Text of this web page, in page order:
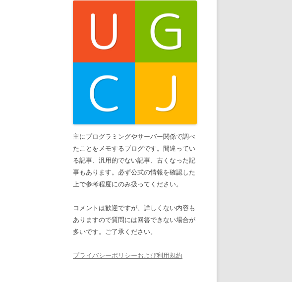
主にプログラミングやサーバー関係で調べ
たことをメモするブログです。間違ってい
る記事、汎用的でない記事、古くなった記
事もあります。必ず公式の情報を確認した
上で参考程度にのみ扱ってください。
コメントは歓迎ですが、詳しくない内容も
ありますので質問には回答できない場合が
多いです。ご了承ください。
プライバシーポリシーおよび利用規約